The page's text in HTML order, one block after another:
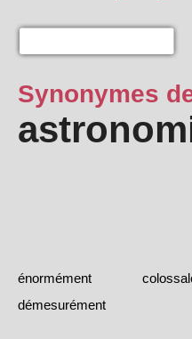
Synonymes
énormément
démesurément